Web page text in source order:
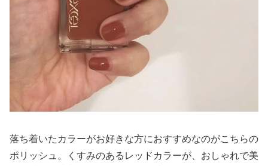
落ち着いたカラーがお好きな方におすすめなのがこちらの
ポリッシュ。くすみのあるレッドカラーが、おしゃれで美